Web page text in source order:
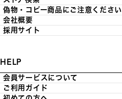
偽物・コピー商品にご注意ください
会社概要
採用サイト
HELP
会員サービスについて
ご利用ガイド